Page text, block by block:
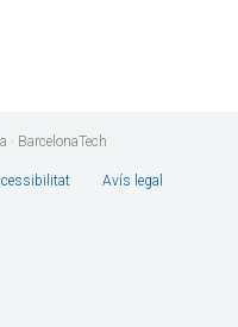
BarcelonaTech
Avís legal